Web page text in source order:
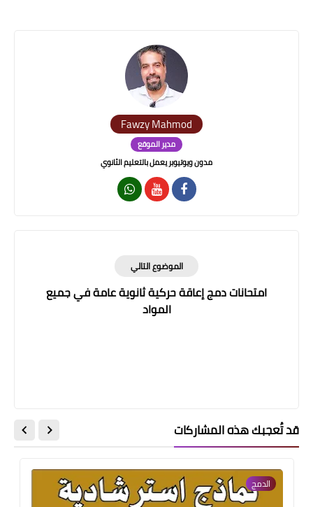
Fawzy Mahmod
مدير الموقع
مدون ويوتيوبر يعمل بالتعليم الثانوي
الموضوع التالي
امتحانات دمج إعاقة حركية ثانوية عامة في جميع
المواد
قد تُعجبك هذه المشاركات
الدمج